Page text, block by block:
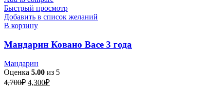
Быстрый просмотр
Добавить в список желаний
В корзину
Мандарин Ковано Васе 3 года
Мандарин
Оценка 5.00 из 5
4,700₽ Первоначальная
4,300₽Текущая